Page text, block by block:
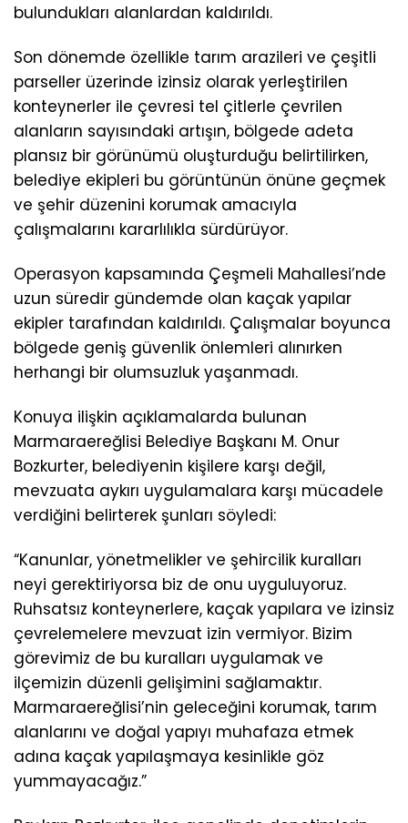
bulundukları alanlardan kaldırıldı.
Son dönemde özellikle tarım arazileri ve çeşitli
parseller üzerinde izinsiz olarak yerleştirilen
konteynerler ile çevresi tel çitlerle çevrilen
alanların sayısındaki artışın, bölgede adeta
plansız bir görünümü oluşturduğu belirtilirken,
belediye ekipleri bu görüntünün önüne geçmek
ve şehir düzenini korumak amacıyla
çalışmalarını kararlılıkla sürdürüyor.
Operasyon kapsamında Çeşmeli Mahallesi’nde
uzun süredir gündemde olan kaçak yapılar
ekipler tarafından kaldırıldı. Çalışmalar boyunca
bölgede geniş güvenlik önlemleri alınırken
herhangi bir olumsuzluk yaşanmadı.
Konuya ilişkin açıklamalarda bulunan
Marmaraereğlisi Belediye Başkanı M. Onur
Bozkurter, belediyenin kişilere karşı değil,
mevzuata aykırı uygulamalara karşı mücadele
verdiğini belirterek şunları söyledi:
“Kanunlar, yönetmelikler ve şehircilik kuralları
neyi gerektiriyorsa biz de onu uyguluyoruz.
Ruhsatsız konteynerlere, kaçak yapılara ve izinsiz
çevrelemelere mevzuat izin vermiyor. Bizim
görevimiz de bu kuralları uygulamak ve
ilçemizin düzenli gelişimini sağlamaktır.
Marmaraereğlisi’nin geleceğini korumak, tarım
alanlarını ve doğal yapıyı muhafaza etmek
adına kaçak yapılaşmaya kesinlikle göz
yummayacağız.”